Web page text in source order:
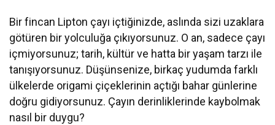
Bir fincan Lipton çayı içtiğinizde, aslında sizi uzaklara
götüren bir yolculuğa çıkıyorsunuz. O an, sadece çayı
içmiyorsunuz; tarih, kültür ve hatta bir yaşam tarzı ile
tanışıyorsunuz. Düşünsenize, birkaç yudumda farklı
ülkelerde origami çiçeklerinin açtığı bahar günlerine
doğru gidiyorsunuz. Çayın derinliklerinde kaybolmak
nasıl bir duygu?